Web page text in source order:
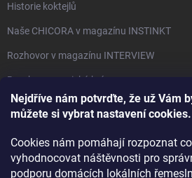
Nejdříve nám potvrďte, že už Vám
můžete si vybrat nastavení cookies.
Cookies nám pomáhají rozpoznat
vyhodnocovat náštěvnosti pro
podporu domácích lokálních
Historie koktejlů
Naše CHICORA v magazínu INSTINKT
Rozhovor v magazínu INTERVIEW
Bourbon, americká krása.
Napsali v TÝDNU o naší práci
Rozhovor s DESTILERKA.CZ v magazínu